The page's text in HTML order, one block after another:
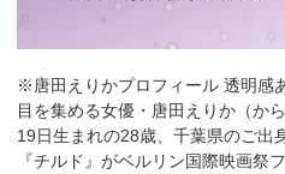
※唐田えりかプロフィール 透明感
目を集める女優・唐田えりか（か
19日生まれの28歳、千葉県のご出
『チルド』がベルリン国際映画祭